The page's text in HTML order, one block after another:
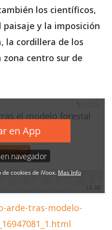
los científicos,
y la imposición
la cordillera de los
centro sur de
arde-tras-modelo-